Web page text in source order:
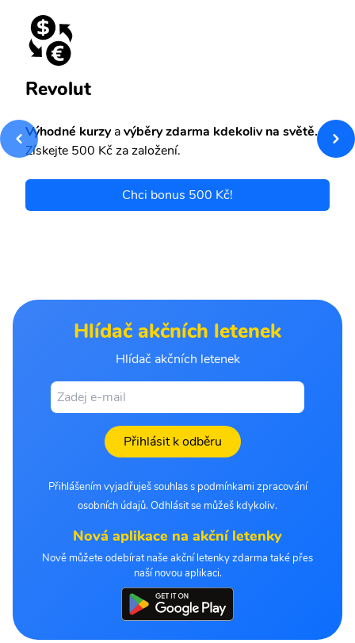
Revolut
Výhodné kurzyavýběry zdarma kdekoliv na světě.
Získejte 500 Kč za založení.
Chci bonus 500 Kč!
Hlídač akčních letenek
Hlídač akčních letenek
Přihlásit k odběru
Přihlášením vyjadřuješ souhlas s podmínkami zpracování
osobních údajů. Odhlásit se můžeš kdykoliv.
Nová aplikace na akční letenky
Nově můžete odebírat naše akční letenky zdarma také přes
naší novou aplikaci.